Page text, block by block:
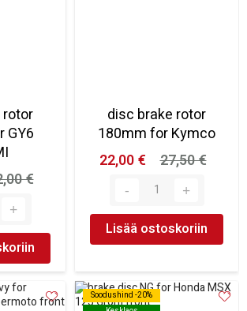
GY6
€
disc brake rotor
180mm for Kymco
22,00 €
27,50 €
Lisää ostoskoriin
Soodushind -20%
Soodushind -20%